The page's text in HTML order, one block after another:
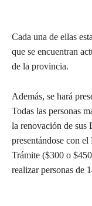
Cada una de ellas
que se encuentran
de la provincia.
Además, se hará
Todas las personas
la renovación de
presentándose con
Trámite ($300 o
realizar personas de